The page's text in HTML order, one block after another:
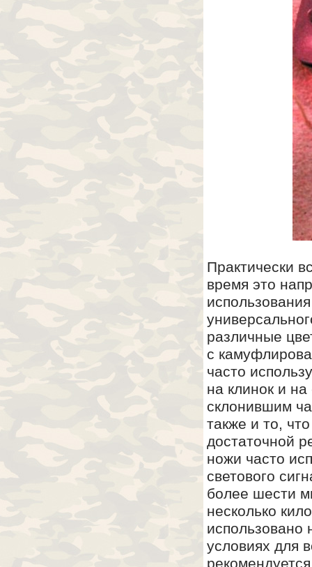
Практически
время это
различные
с
часто
на клинок и
склонившим
также и то,
достаточной
ножи часто
светового
более шести
несколько
использовано
условиях для